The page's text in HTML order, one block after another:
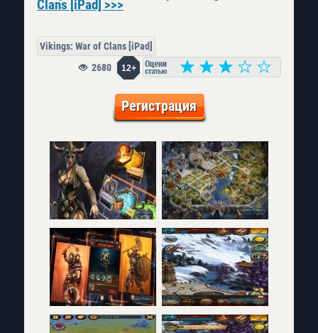
Clans [iPad] >>>
Vikings: War of Clans [iPad]
12+
2680
Регистрация